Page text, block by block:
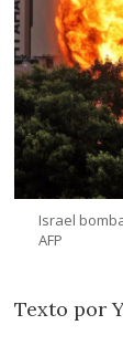
Israel
AFP
Texto por